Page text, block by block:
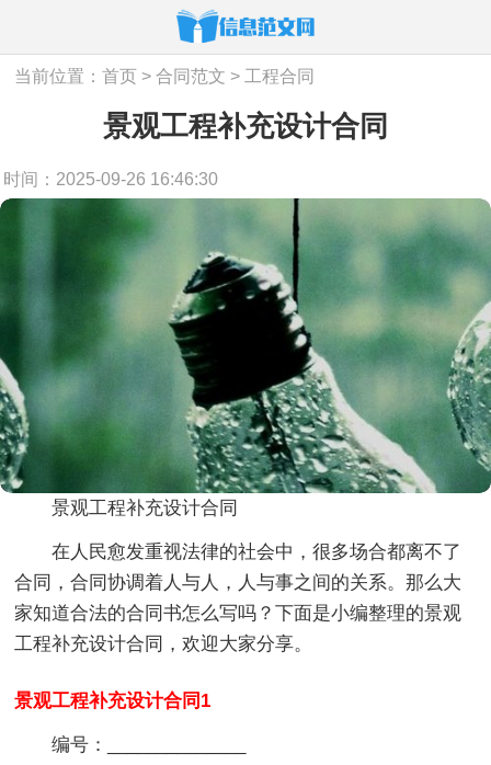
当前位置：首页 >合同范文 > 工程合同
景观工程补充设计合同
时间：2025-09-26 16:46:30
景观工程补充设计合同
在人民愈发重视法律的社会中，很多场合都离不了
合同，合同协调着人与人，人与事之间的关系。那么大
家知道合法的合同书怎么写吗？下面是小编整理的景观
工程补充设计合同，欢迎大家分享。
景观工程补充设计合同1
编号：______________